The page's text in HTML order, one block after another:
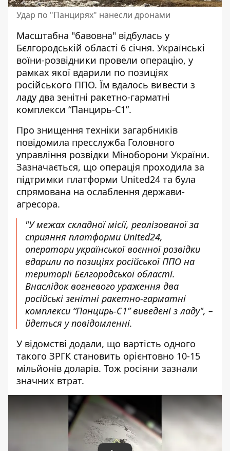
Удар по "Панцирях" нанесли дронами
Масштабна "бавовна" відбулась у
Бєлгородській області 6 січня. Українські
воїни-розвідники провели операцію, у
рамках якої вдарили по позиціях
російського ППО. Їм вдалось вивести з
ладу два зенітні ракетно-гарматні
комплекси “Панцирь-С1”.
Про знищення техніки загарбників
повідомила пресслужба Головного
управління розвідки Міноборони України.
Зазначається, що операція проходила за
підтримки платформи United24 та була
спрямована на ослаблення держави-
агресора.
"У межах складної місії, реалізованої за
сприяння платформи United24,
оператори української воєнної розвідки
вдарили по позиціях російської ППО на
території Бєлгородської області.
Внаслідок вогневого ураження два
російські зенітні ракетно-гарматні
комплекси “Панцирь-С1” виведені з ладу", –
йдеться у повідомленні.
У відомстві додали, що вартість одного
такого ЗРГК становить орієнтовно 10-15
мільйонів доларів. Тож росіяни зазнали
значних втрат.